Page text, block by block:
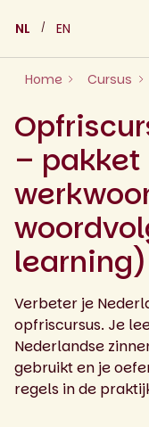
content
NL EN
Home Cursus
– pakket
learning)
Verbeter je
opfriscursus. Je
Nederlandse
gebruikt en je
regels in de